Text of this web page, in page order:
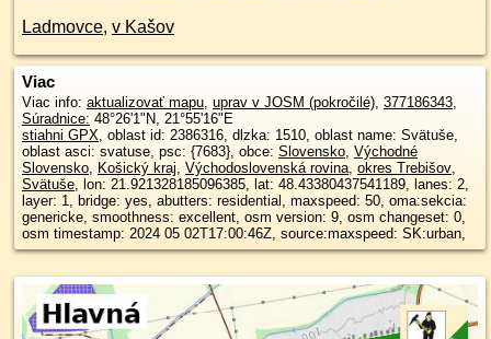
Ladmovce, v Kašov
Viac
Viac info: aktualizovať mapu, uprav v JOSM (pokročilé), 377186343,
Súradnice: 48°26'1"N, 21°55'16"E
stiahni GPX, oblast id: 2386316, dlzka: 1510, oblast name: Svätuše,
oblast asci: svatuse, psc: {7683}, obce: Slovensko, Východné
Slovensko, Košický kraj, Východoslovenská rovina, okres Trebišov,
Svätuše, lon: 21.921328185096385, lat: 48.43380437541189, lanes: 2,
layer: 1, bridge: yes, abutters: residential, maxspeed: 50, oma:sekcia:
genericke, smoothness: excellent, osm version: 9, osm changeset: 0,
osm timestamp: 2024 05 02T17:00:46Z, source:maxspeed: SK:urban,